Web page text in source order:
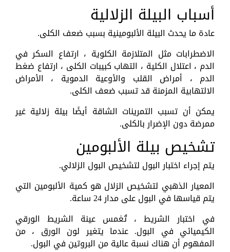
أسباب البيلة الزلالية
عادة ما يحدث البيلة الألبومينية بسبب ضعف الكلى.
الاضطرابات مثل المتلازمة الكلوية ، ارتفاع السكر في
الدم ، اعتلال الكلية ، التهاب كبيبات الكلى ، ارتفاع ضغط
الدم ، أمراض القلب والأوعية الدموية ، الأمراض
الالتهابية المزمنة قد تسبب ضعف الكلى.
يمكن أن تسبب التمرينات الشاقة أيضًا بيلة زلالية غير
ممرضة دون الإضرار بالكلى.
تشخيص بيلة الألبومين
يتم إجراء اختبار البول لتشخيص البول الزلالي.
المعيار الذهبي لتشخيص الزلال هو كمية الألبومين التي
يتم قياسها في البول على مدار 24 ساعة.
في اختبار الشريط ، تُغمس عينة الشريط الورقي
الكيميائي في البول. عندما يتغير لون الورق ، من
المفهوم أن هناك نسبة عالية من البروتين في البول.